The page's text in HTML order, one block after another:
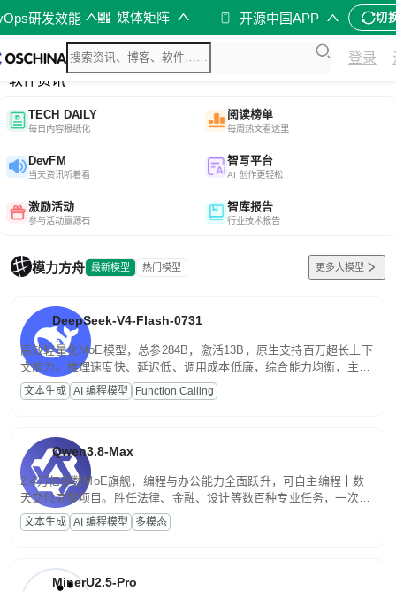
研发效能 媒体矩阵 开源中国APP 切
登录
综合
开源资讯
软件资讯
TECH DAILY
每日内容报纸化
阅读榜单
每周热文看这里
DevFM
当天资讯听着看
智写平台
AI 创作更轻松
激励活动
参与活动赢源石
智库报告
行业技术报告
模力方舟 最新模型 热门模型 更多大模型
DeepSeek-V4-Flash-0731
高效轻量化MoE模型，总参284B，激活13B，原生支持百万超长上下
文能力。推理速度快、延迟低、调用成本低廉，综合能力均衡，主打
高并发、轻量化任务，适合日常对话、内容创作、基础 RAG、批量
文案处理等普惠刚需场景。
文本生成 AI 编程模型 Function Calling
Qwen3.8-Max
2.4万亿参数MoE旗舰，编程与办公能力全面跃升，可自主编程十数
天交付完整项目。胜任法律、金融、设计等数百种专业任务，一次对
话端到端交付生产级成果。原生视觉理解贯穿规划、执行与验证全流
程，支持超长文档与长视频的深度语义解析。长程任务中自主规划与
文本生成 AI 编程模型 多模态
MinerU2.5-Pro